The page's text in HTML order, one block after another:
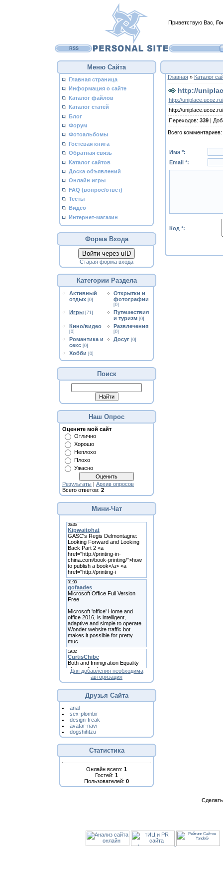
Приветствую Вас
RSS
Меню Сайта
Главная страница
Информация о сайте
Каталог файлов
Каталог статей
Блог
Форум
Фотоальбомы
Гостевая книга
Обратная связь
Каталог сайтов
Доска объявлений
Онлайн игры
FAQ (вопрос/ответ)
Тесты
Видео
Интернет-магазин
Форма Входа
Войти через uID
Старая форма входа
Категории Раздела
Активный
отдых [0]
Открытки и
фотографии
[0]
Игры [71]
Путешествия
и туризм [0]
Кино/видео
[0]
Развлечения
[0]
Романтика и
секс [0]
Досуг [0]
Хобби [0]
Поиск
Наш Опрос
Оцените мой сайт
Отлично
Хорошо
Неплохо
Плохо
Ужасно
Результаты | Архив опросов
Всего ответов: 2
Мини-Чат
Для добавления необходима
авторизация
Друзья Сайта
anal
sex-plombir
design-freak
avatar-navi
dogshihtzu
Статистика
Онлайн всего: 1
Гостей: 1
Пользователей: 0
Главная» Каталог
http://
http://
http://
Переходов: 339|
Всего комментариев:
Имя *:
Email *:
Код *: